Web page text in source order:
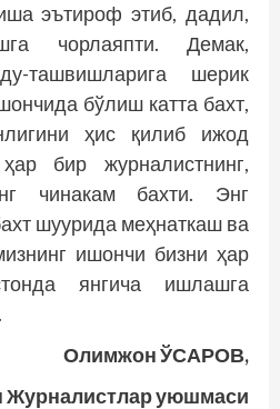
эътироф этиб, дадил,
чорлаяпти. Демак,
ташвиш­ларига шерик
бўлиш катта бахт,
ҳис қилиб ижод
бир журналистнинг,
чинакам бахти. Энг
шуурида меҳнаткаш ва
ишончи бизни ҳар
янгича ишлашга
Олимжон ЎСАРОВ,
Журналистлар уюшмаси